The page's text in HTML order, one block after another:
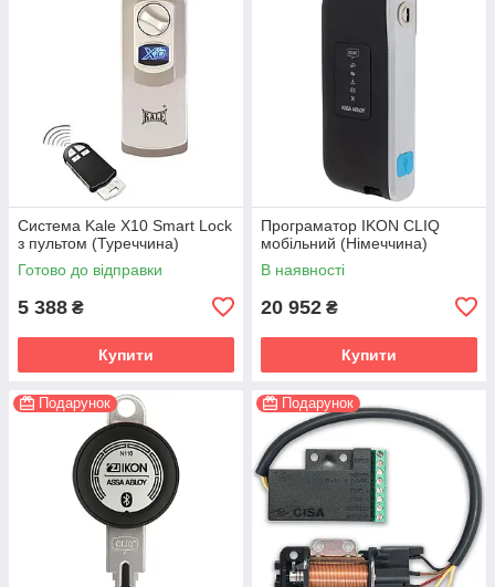
Система Kale X10 Smart Lock
з пультом (Туреччина)
Готово до відправки
5 388 ₴
Купити
Програматор IKON CLIQ
мобільний (Німеччина)
В наявності
20 952 ₴
Купити
Подарунок Подарунок